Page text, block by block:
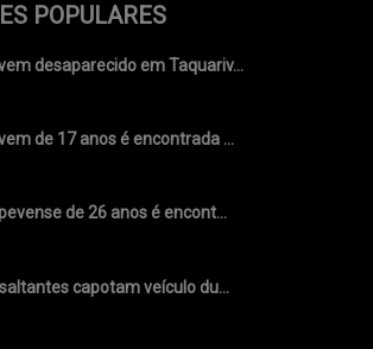
POPULARES
desaparecido em Taquariv...
de 17 anos é encontrada ...
de 26 anos é encont...
capotam veículo du...